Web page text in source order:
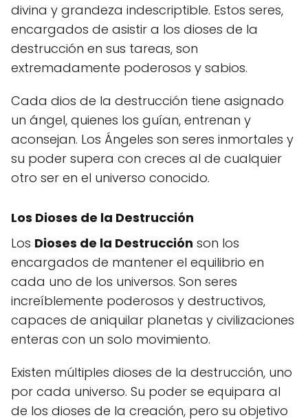
divina y grandeza indescriptible. Estos seres,
encargados de asistir a los dioses de la
destrucción en sus tareas, son
extremadamente poderosos y sabios.
Cada dios de la destrucción tiene asignado
un ángel, quienes los guían, entrenan y
aconsejan. Los Ángeles son seres inmortales y
su poder supera con creces al de cualquier
otro ser en el universo conocido.
Los Dioses de la Destrucción
Los Dioses de la Destrucción son los
encargados de mantener el equilibrio en
cada uno de los universos. Son seres
increíblemente poderosos y destructivos,
capaces de aniquilar planetas y civilizaciones
enteras con un solo movimiento.
Existen múltiples dioses de la destrucción, uno
por cada universo. Su poder se equipara al
de los dioses de la creación, pero su objetivo